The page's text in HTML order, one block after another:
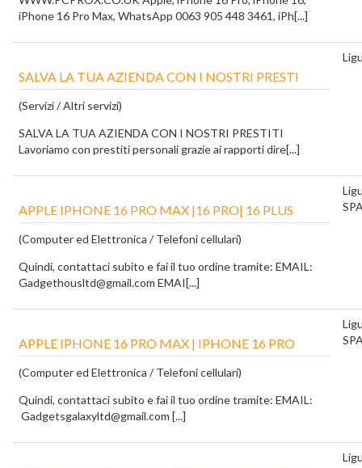
iPhone 16 Pro Max, WhatsApp 0063 905 448 3461, iPh[...]
SALVA LA TUA AZIENDA CON I NOSTRI PRESTI
(Servizi / Altri servizi)
SALVA LA TUA AZIENDA CON I NOSTRI PRESTITI
Lavoriamo con prestiti personali grazie ai rapporti dire[...]
APPLE IPHONE 16 PRO MAX |16 PRO| 16 PLUS
(Computer ed Elettronica / Telefoni cellulari)
Quindi, contattaci subito e fai il tuo ordine tramite: EMAIL:
Gadgethousltd@gmail.com EMAI[...]
APPLE IPHONE 16 PRO MAX | IPHONE 16 PRO
(Computer ed Elettronica / Telefoni cellulari)
Quindi, contattaci subito e fai il tuo ordine tramite: EMAIL:
Gadgetsgalaxyltd@gmail.com [...]